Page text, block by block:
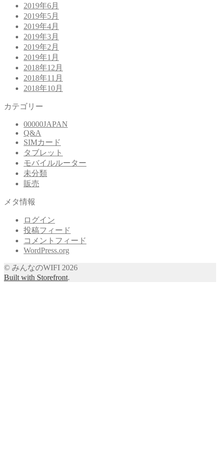
2019年6月
2019年5月
2019年4月
2019年3月
2019年2月
2019年1月
2018年12月
2018年11月
2018年10月
カテゴリー
00000JAPAN
Q&A
SIMカード
タブレット
モバイルルーター
未分類
販売
メタ情報
ログイン
投稿フィード
コメントフィード
WordPress.org
© みんなのWIFI 2026
Built with Storefront.